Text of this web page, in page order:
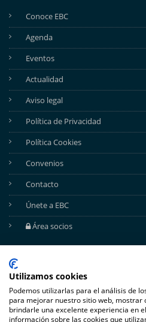
Conoce EBC
Agenda
Eventos
Actualidad
Aviso legal
Política de Privacidad
Política Cookies
Convenios
Contacto
Únete a EBC
Área socios
REDES SOCIALES
Utilizamos cookies
Podemos utilizarlas para el análisis de
para mejorar nuestro sitio web, mostrar
brindarle una excelente experiencia en
información sobre las cookies que